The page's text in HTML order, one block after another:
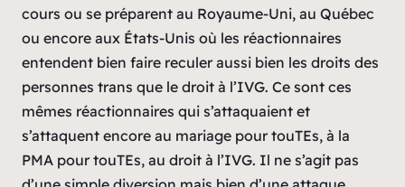
cours ou se préparent au Royaume-Uni, au Québec
ou encore aux États-Unis où les réactionnaires
entendent bien faire reculer aussi bien les droits des
personnes trans que le droit à l’IVG. Ce sont ces
mêmes réactionnaires qui s’attaquaient et
s’attaquent encore au mariage pour touTEs, à la
PMA pour touTEs, au droit à l’IVG. Il ne s’agit pas